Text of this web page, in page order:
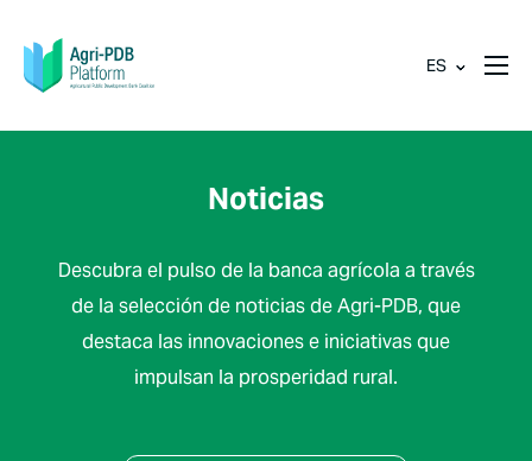
ES
Noticias
Descubra el pulso de la banca agrícola a través
de la selección de noticias de Agri-PDB, que
destaca las innovaciones e iniciativas que
impulsan la prosperidad rural.